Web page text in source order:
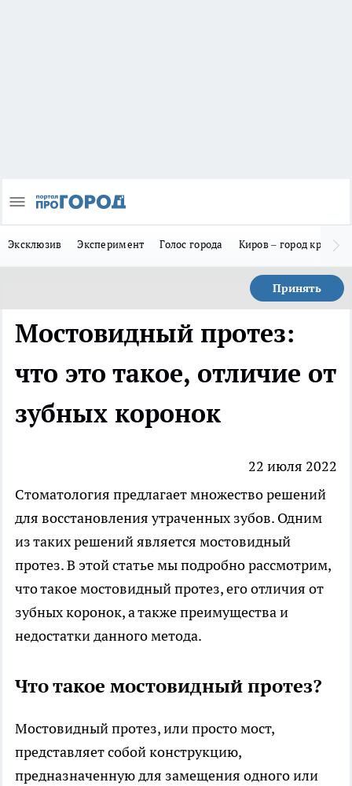
Эксклюзив Эксперимент Голос города Киров – город
Принять
Мостовидный протез:
что это такое, отличие от
зубных коронок
22 июля 2022
Cтоматология предлагает множество решений
для восстановления утраченных зубов. Одним
из таких решений является мостовидный
протез. В этой статье мы подробно рассмотрим,
что такое мостовидный протез, его отличия от
зубных коронок, а также преимущества и
недостатки данного метода.
Что такое мостовидный протез?
Мостовидный протез, или просто мост,
представляет собой конструкцию,
предназначенную для замещения одного или